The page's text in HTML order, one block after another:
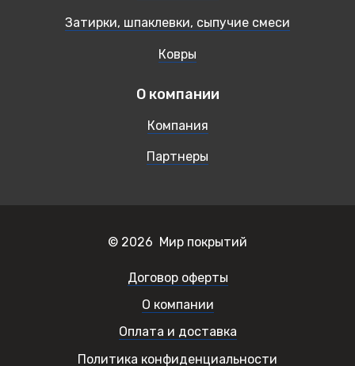
Затирки, шпаклевки, сыпучие смеси
Ковры
О компании
Компания
Партнеры
© 2026 Мир покрытий
Договор оферты
О компании
Оплата и доставка
Политика конфиденциальности